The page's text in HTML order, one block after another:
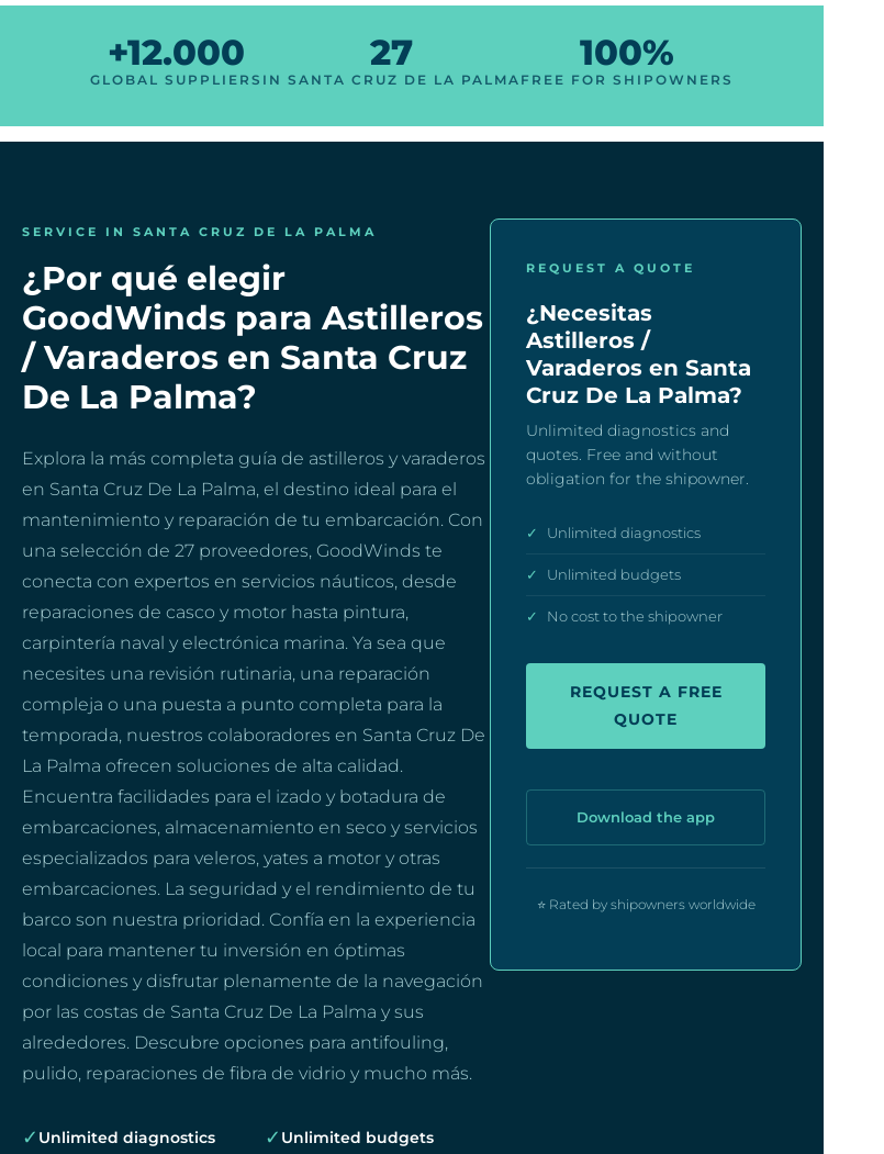
+12.000
GLOBAL SUPPLIERS
27
IN SANTA CRUZ DE LA PALMA
100%
FREE FOR SHIPOWNERS
SERVICE IN SANTA CRUZ DE LA PALMA
¿Por qué elegir
GoodWinds para Astilleros
/ Varaderos en Santa Cruz
De La Palma?
Explora la más completa guía de astilleros y varaderos
en Santa Cruz De La Palma, el destino ideal para el
mantenimiento y reparación de tu embarcación. Con
una selección de 27 proveedores, GoodWinds te
conecta con expertos en servicios náuticos, desde
reparaciones de casco y motor hasta pintura,
carpintería naval y electrónica marina. Ya sea que
necesites una revisión rutinaria, una reparación
compleja o una puesta a punto completa para la
temporada, nuestros colaboradores en Santa Cruz De
La Palma ofrecen soluciones de alta calidad.
Encuentra facilidades para el izado y botadura de
embarcaciones, almacenamiento en seco y servicios
especializados para veleros, yates a motor y otras
embarcaciones. La seguridad y el rendimiento de tu
barco son nuestra prioridad. Confía en la experiencia
local para mantener tu inversión en óptimas
condiciones y disfrutar plenamente de la navegación
por las costas de Santa Cruz De La Palma y sus
alrededores. Descubre opciones para antifouling,
pulido, reparaciones de fibra de vidrio y mucho más.
✓ Unlimited diagnostics ✓ Unlimited budgets
REQUEST A QUOTE
¿Necesitas
Astilleros /
Varaderos en Santa
Cruz De La Palma?
Unlimited diagnostics and
quotes. Free and without
obligation for the shipowner.
✓ Unlimited diagnostics
✓ Unlimited budgets
✓ No cost to the shipowner
REQUEST A FREE
QUOTE
Download the app
⭐ Rated by shipowners worldwide